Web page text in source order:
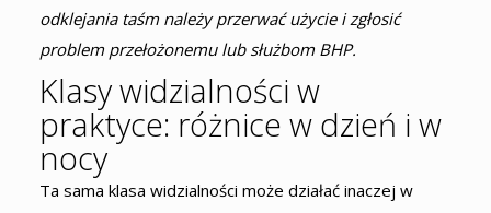
odklejania taśm należy przerwać użycie i zgłosić
problem przełożonemu lub służbom BHP.
Klasy widzialności w
praktyce: różnice w dzień i w
nocy
Ta sama klasa widzialności może działać inaczej w